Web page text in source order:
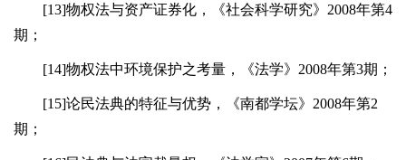
[13]物权法与资产证券化，《社会科学研究》2008年第4
期；
[14]物权法中环境保护之考量，《法学》2008年第3期；
[15]论民法典的特征与优势，《南都学坛》2008年第2
期；